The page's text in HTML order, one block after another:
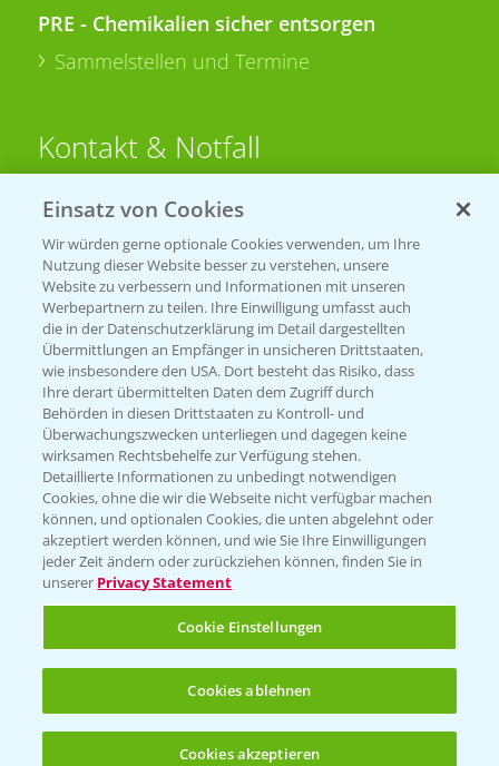
PRE - Chemikalien sicher entsorgen
Sammelstellen und Termine
Kontakt & Notfall
Beratung auf WhatsApp
T.+49 (0)174 346 564 1
KONTAKT
Hilfe in Notfällen
T.+49 (0)214/30-20220
Folgen Sie uns
Einsatz von Cookies
Wir würden gerne optionale Cookies verwenden, um Ihre
Nutzung dieser Website besser zu verstehen, unsere
Website zu verbessern und Informationen mit unseren
Werbepartnern zu teilen. Ihre Einwilligung umfasst auch
die in der Datenschutzerklärung im Detail dargestellten
Übermittlungen an Empfänger in unsicheren Drittstaaten,
wie insbesondere den USA. Dort besteht das Risiko, dass
Ihre derart übermittelten Daten dem Zugriff durch
Behörden in diesen Drittstaaten zu Kontroll- und
Überwachungszwecken unterliegen und dagegen keine
wirksamen Rechtsbehelfe zur Verfügung stehen.
Detaillierte Informationen zu unbedingt notwendigen
Cookies, ohne die wir die Webseite nicht verfügbar machen
können, und optionalen Cookies, die unten abgelehnt oder
akzeptiert werden können, und wie Sie Ihre Einwilligungen
jeder Zeit ändern oder zurückziehen können, finden Sie in
unserer Privacy Statement
Cookie Einstellungen
Cookies ablehnen
Cookies akzeptieren